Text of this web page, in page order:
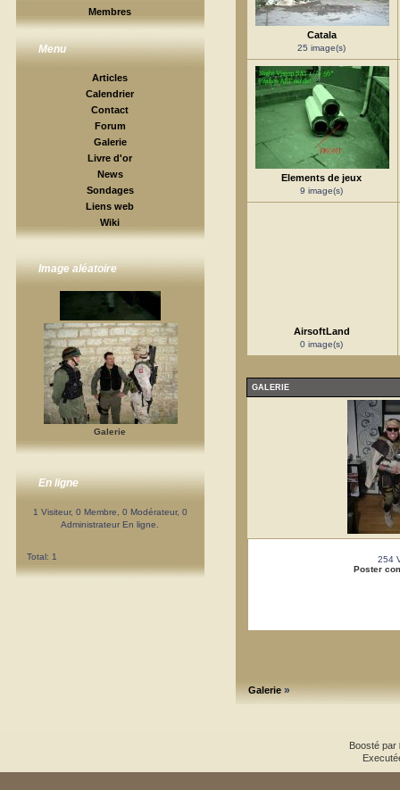
Membres
Menu
Articles
Calendrier
Contact
Forum
Galerie
Livre d'or
News
Sondages
Liens web
Wiki
Image aléatoire
Galerie
En ligne
1 Visiteur, 0 Membre, 0 Modérateur, 0
Administrateur En ligne.
Total: 1
Catala
25 image(s)
Elements de jeux
9 image(s)
AirsoftLand
0 image(s)
GALERIE
254
Poster
Galerie»
Boosté par